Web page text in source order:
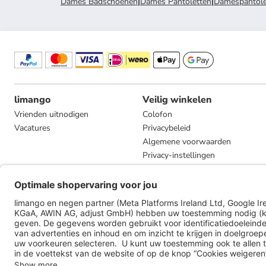
limango
Vrienden uitnodigen
Vacatures
Veilig winkelen
Colofon
Privacybeleid
Algemene voorwaarden
Privacy-instellingen
Compliance